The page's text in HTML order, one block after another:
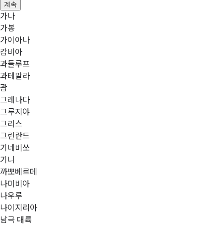
계속
가나
가봉
가이아나
감비아
과들루프
과테말라
괌
그레나다
그루지야
그리스
그린란드
기네비쏘
기니
까뽀베르데
나미비아
나우루
나이지리아
남극 대륙